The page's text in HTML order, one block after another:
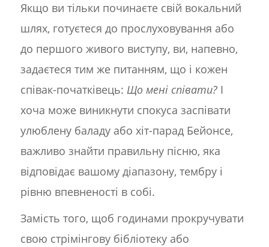
Якщо ви тільки починаєте свій вокальний
шлях, готуєтеся до прослуховування або
до першого живого виступу, ви, напевно,
задаєтеся тим же питанням, що і кожен
співак-початківець: Що мені співати?І
хоча може виникнути спокуса заспівати
улюблену баладу або хіт-парад Бейонсе,
важливо знайти правильну пісню, яка
відповідає вашому діапазону, тембру і
рівню впевненості в собі.
Замість того, щоб годинами прокручувати
свою стрімінгову бібліотеку або